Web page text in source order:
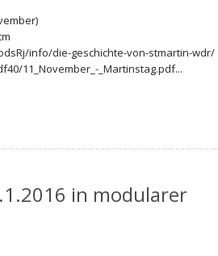
info/die-geschichte-von-stmartin-wdr/
11_November_-_Martinstag.pdf...
in modularer